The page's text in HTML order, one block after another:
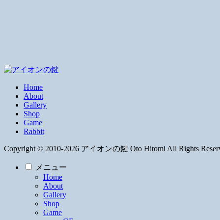
Home
About
Gallery
Shop
Game
Rabbit
Copyright © 2010-2026 アイオンの鍵 Oto Hitomi All Rights
メニュー
Home
About
Gallery
Shop
Game